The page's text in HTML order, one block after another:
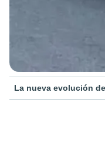
La nueva evolución